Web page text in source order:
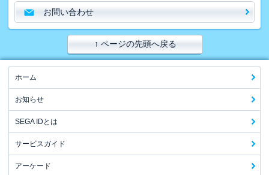
お問い合わせ
↑ ページの先頭へ戻る
ホーム
お知らせ
SEGA IDとは
サービスガイド
アーケード